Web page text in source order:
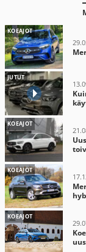
KOEAJOT
JUTUT
KOEAJOT
KOEAJOT
KOEAJOT